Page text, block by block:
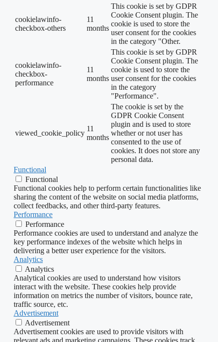
cookielawinfo-
checkbox-others
11
months
This cookie is set by GDPR
Cookie Consent plugin. The
cookie is used to store the
user consent for the cookies
in the category "Other.
cookielawinfo-
checkbox-
performance
11
months
This cookie is set by GDPR
Cookie Consent plugin. The
cookie is used to store the
user consent for the cookies
in the category
"Performance".
viewed_cookie_policy
11
months
The cookie is set by the
GDPR Cookie Consent
plugin and is used to store
whether or not user has
consented to the use of
cookies. It does not store any
personal data.
Functional
Functional
Functional cookies help to perform certain functionalities like
sharing the content of the website on social media platforms,
collect feedbacks, and other third-party features.
Performance
Performance
Performance cookies are used to understand and analyze the
key performance indexes of the website which helps in
delivering a better user experience for the visitors.
Analytics
Analytics
Analytical cookies are used to understand how visitors
interact with the website. These cookies help provide
information on metrics the number of visitors, bounce rate,
traffic source, etc.
Advertisement
Advertisement
Advertisement cookies are used to provide visitors with
relevant ads and marketing campaigns. These cookies track